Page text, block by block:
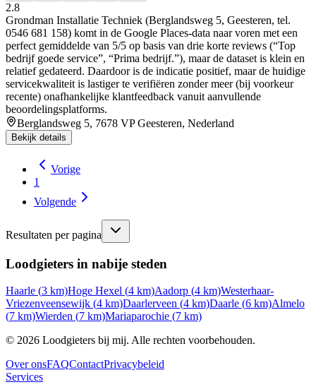
2.8
Grondman Installatie Techniek (Berglandsweg 5, Geesteren, tel.
0546 681 158) komt in de Google Places-data naar voren met een
perfect gemiddelde van 5/5 op basis van drie korte reviews (“Top
bedrijf goede service”, “Prima bedrijf.”), maar de dataset is klein en
relatief gedateerd. Daardoor is de indicatie positief, maar de huidige
servicekwaliteit is lastiger te verifiëren zonder meer (bij voorkeur
recente) onafhankelijke klantfeedback vanuit aanvullende
beoordelingsplatforms.
Berglandsweg 5, 7678 VP Geesteren, Nederland
Bekijk details
Vorige
1
Volgende
Resultaten per pagina
Loodgieters in nabije steden
Haarle (3 km)Hoge Hexel (4 km)Aadorp (4 km)Westerhaar-
Vriezenveensewijk (4 km)Daarlerveen (4 km)Daarle (6 km)Almelo
(7 km)Wierden (7 km)Mariaparochie (7 km)
© 2026 Loodgieters bij mij. Alle rechten voorbehouden.
Over onsFAQContactPrivacybeleid
Services